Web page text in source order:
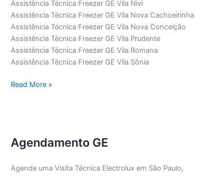
Assistência Técnica Freezer GE Vila Nivi
Assistência Técnica Freezer GE Vila Nova Cachoeirinha
Assistência Técnica Freezer GE Vila Nova Conceição
Assistência Técnica Freezer GE Vila Prudente
Assistência Técnica Freezer GE Vila Romana
Assistência Técnica Freezer GE Vila Sônia
Assistência
Read More »
Agendamento GE
Agende uma Visita Técnica Electrolux em São Paulo,